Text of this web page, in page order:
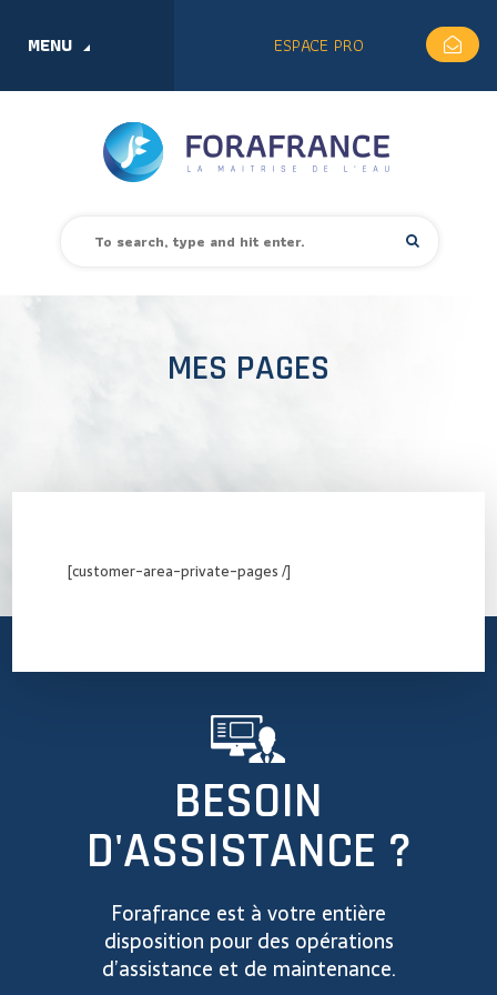
MENU ESPACE PRO
MES PAGES
[customer-area-private-pages /]
BESOIN
D'ASSISTANCE ?
Forafrance est à votre entière
disposition pour des opérations
d’assistance et de maintenance.